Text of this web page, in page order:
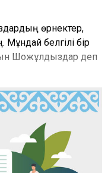
өрнектер,
Мұндай белгілі бір
Шоқжұлдыздар деп